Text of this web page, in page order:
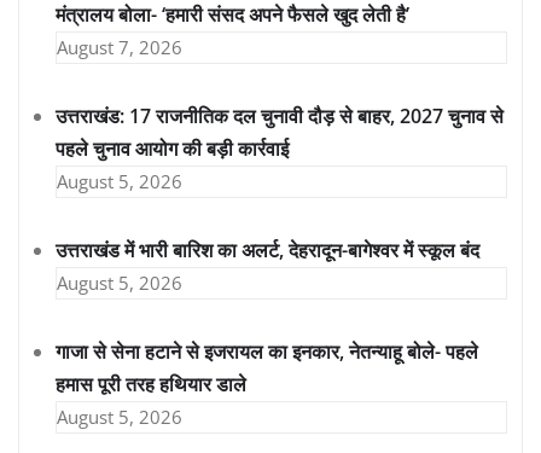
मंत्रालय बोला- ‘हमारी संसद अपने फैसले खुद लेती है’
August 7, 2026
उत्तराखंड: 17 राजनीतिक दल चुनावी दौड़ से बाहर, 2027 चुनाव से
पहले चुनाव आयोग की बड़ी कार्रवाई
August 5, 2026
उत्तराखंड में भारी बारिश का अलर्ट, देहरादून-बागेश्वर में स्कूल बंद
August 5, 2026
गाजा से सेना हटाने से इजरायल का इनकार, नेतन्याहू बोले- पहले
हमास पूरी तरह हथियार डाले
August 5, 2026